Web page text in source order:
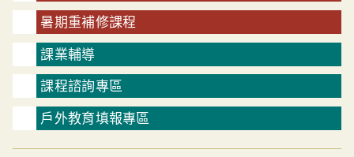
暑期重補修課程
課業輔導
課程諮詢專區
戶外教育填報專區